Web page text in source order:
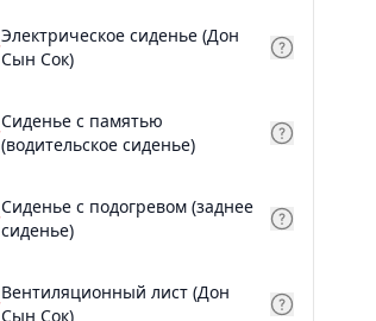
Электрическое сиденье (Дон
Сын Сок)
Сиденье с памятью
(водительское сиденье)
Сиденье с подогревом (заднее
сиденье)
Вентиляционный лист (Дон
Сын Сок)